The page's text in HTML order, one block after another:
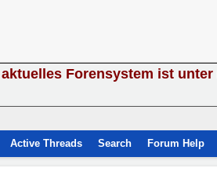
Forensystem ist unter
Active Threads Search Forum Help